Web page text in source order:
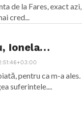
de la Fares, exact azi,
cred...
Ionela…
pentru ca m-a ales.
suferintele....